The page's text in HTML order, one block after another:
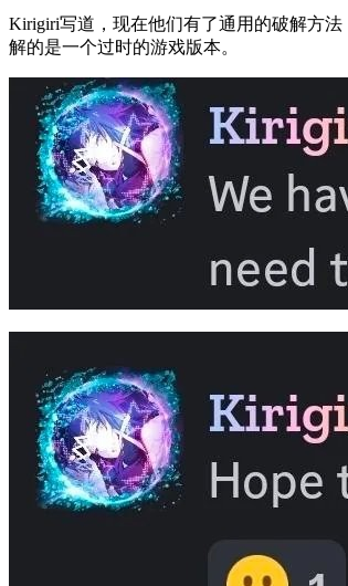
Kirigiri写道，现在他们有了通用的破解方
解的是一个过时的游戏版本。